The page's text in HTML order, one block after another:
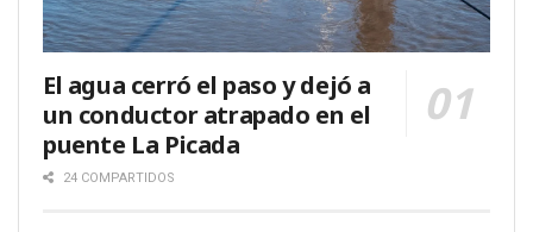
El agua cerró el paso y dejó a
un conductor atrapado en el
puente La Picada
24 COMPARTIDOS